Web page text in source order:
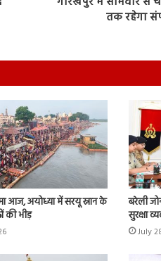
तक रहेगा
आज, अयोध्या में सरयू स्नान के
की भीड़
बरेली
सुरक्षा
July